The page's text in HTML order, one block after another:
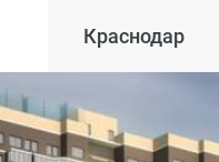
Краснодар